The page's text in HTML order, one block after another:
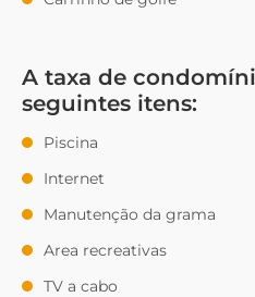
A taxa de
seguintes itens:
Piscina
Internet
Manutenção da grama
Area recreativas
TV a cabo